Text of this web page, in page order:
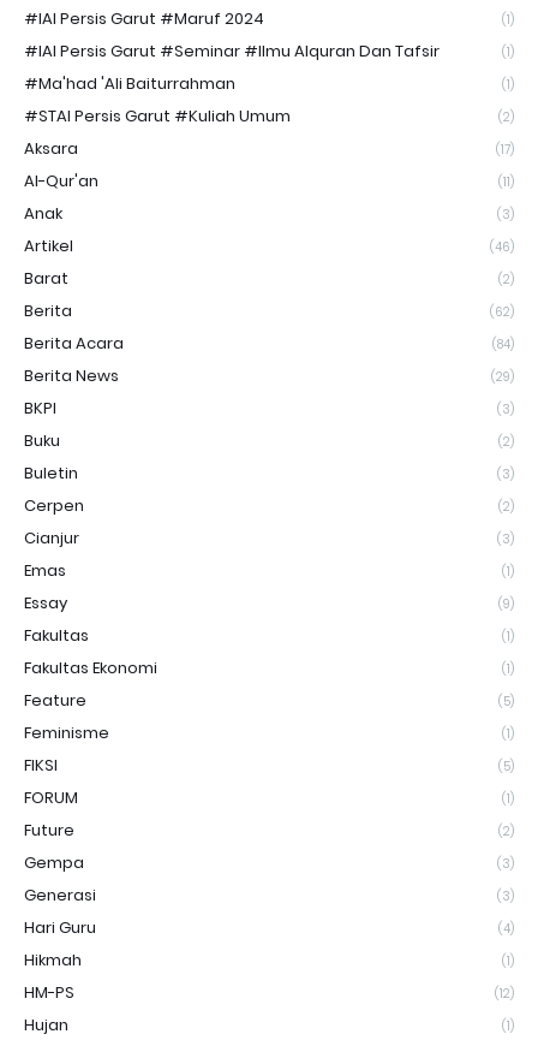
#IAI Persis Garut #Maruf 2024 (1)
#IAI Persis Garut #Seminar #Ilmu Alquran Dan Tafsir (1)
#Ma'had 'Ali Baiturrahman (1)
#STAI Persis Garut #Kuliah Umum (2)
Aksara (17)
Al-Qur'an (11)
Anak (3)
Artikel (46)
Barat (2)
Berita (62)
Berita Acara (84)
Berita News (29)
BKPI (3)
Buku (2)
Buletin (3)
Cerpen (2)
Cianjur (3)
Emas (1)
Essay (9)
Fakultas (1)
Fakultas Ekonomi (1)
Feature (5)
Feminisme (1)
FIKSI (5)
FORUM (1)
Future (2)
Gempa (3)
Generasi (3)
Hari Guru (4)
Hikmah (1)
HM-PS (12)
Hujan (1)